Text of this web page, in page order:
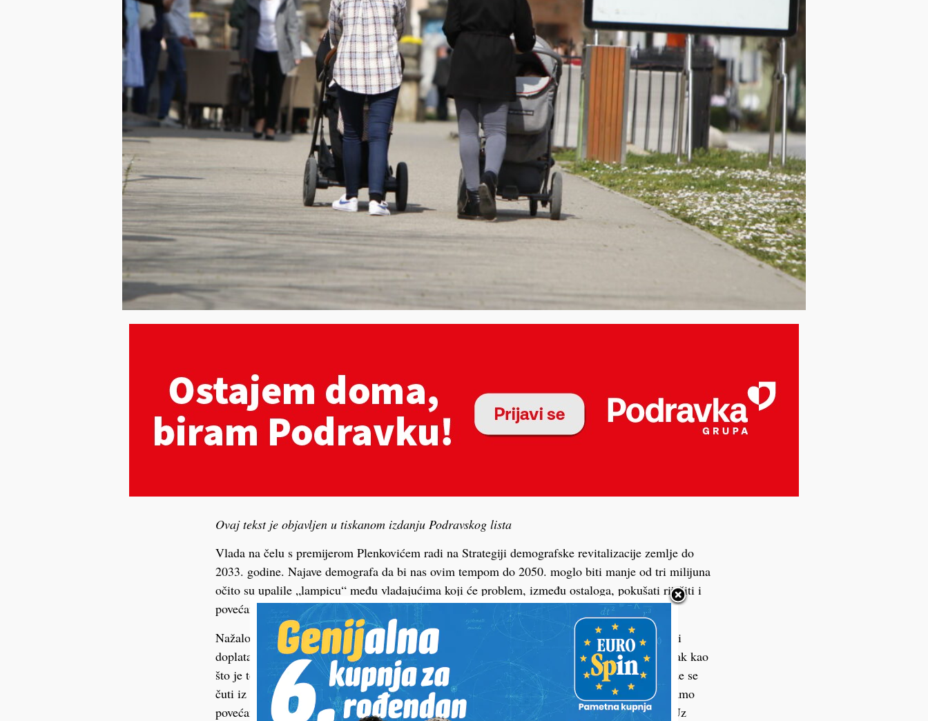
Ovaj tekst je objavljen u tiskanom izdanju Podravskog lista
Vlada na čelu s premijerom Plenkovićem radi na Strategiji demografske revitalizacije zemlje do
2033. godine. Najave demografa da bi nas ovim tempom do 2050. moglo biti manje od tri milijuna
očito su upalile „lampicu“ među vladajućima koji će problem, između ostaloga, pokušati riješiti i
povećanjem naknada roditeljima kroz dječji doplatak.
Nažalost po one kojih je i najviše, dakle roditelja čija mjesečna plaća prelazi cenzus za dječji
doplatak ništa se bitno ne bi trebalo promijeniti – oni i dalje očito neće primati dječji doplatak kao
što je to slučaj u razvijenim zemljama Europske unije gdje nema nikakvog ograničenja. Može se
čuti iz nekoliko izvora kako se razmišlja i o tom modelu, no ovaj o kojem se priča – dakle samo
povećanju postojećih naknada uz cenzus koštao bi državni proračun čak 270 milijuna eura. Uz